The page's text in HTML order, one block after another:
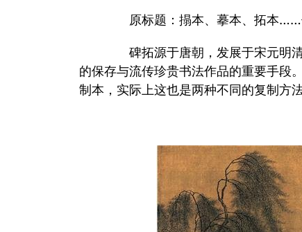
原标题：搨本、摹本、拓本……
碑拓源于唐朝，发展于宋元明清
的保存与流传珍贵书法作品的重要手段
制本，实际上这也是两种不同的复制方法